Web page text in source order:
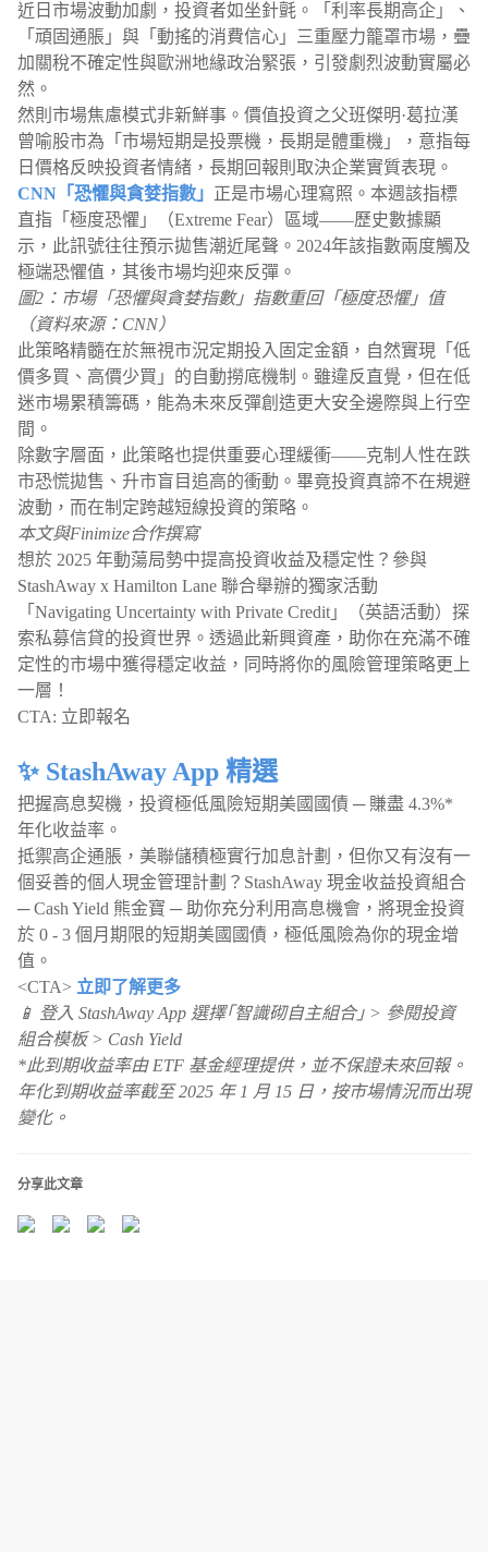
近日市場波動加劇，投資者如坐針氈。「利率長期高企」、
「頑固通脹」與「動搖的消費信心」三重壓力籠罩市場，疊
加關稅不確定性與歐洲地緣政治緊張，引發劇烈波動實屬必
然。
然則市場焦慮模式非新鮮事。價值投資之父班傑明·葛拉漢
曾喻股市為「市場短期是投票機，長期是體重機」，意指每
日價格反映投資者情緒，長期回報則取決企業實質表現。
CNN「恐懼與貪婪指數」 正是市場心理寫照。本週該指標
直指「極度恐懼」（Extreme Fear）區域——歷史數據顯
示，此訊號往往預示拋售潮近尾聲。2024年該指數兩度觸及
極端恐懼值，其後市場均迎來反彈。
圖2：市場「恐懼與貪婪指數」指數重回「極度恐懼」值
（資料來源：CNN）
此策略精髓在於無視市況定期投入固定金額，自然實現「低
價多買、高價少買」的自動撈底機制。雖違反直覺，但在低
迷市場累積籌碼，能為未來反彈創造更大安全邊際與上行空
間。
除數字層面，此策略也提供重要心理緩衝——克制人性在跌
市恐慌拋售、升市盲目追高的衝動。畢竟投資真諦不在規避
波動，而在制定跨越短線投資的策略。
本文與Finimize合作撰寫
想於 2025 年動蕩局勢中提高投資收益及穩定性？參與
StashAway x Hamilton Lane 聯合舉辦的獨家活動
「Navigating Uncertainty with Private Credit」（英語活動）探
索私募信貸的投資世界。透過此新興資產，助你在充滿不確
定性的市場中獲得穩定收益，同時將你的風險管理策略更上
一層！
CTA: 立即報名
✨ StashAway App 精選
把握高息契機，投資極低風險短期美國國債 ─ 賺盡 4.3%*
年化收益率。
抵禦高企通脹，美聯儲積極實行加息計劃，但你又有沒有一
個妥善的個人現金管理計劃？StashAway 現金收益投資組合
─ Cash Yield 熊金寶 ─ 助你充分利用高息機會，將現金投資
於 0 - 3 個月期限的短期美國國債，極低風險為你的現金增
值。
<CTA> 立即了解更多
📱 登入 StashAway App 選擇｢智識砌自主組合｣ > 參閱投資
組合模板 > Cash Yield
*此到期收益率由 ETF 基金經理提供，並不保證未來回報。
年化到期收益率截至 2025 年 1 月 15 日，按市場情況而出現
變化。
分享此文章